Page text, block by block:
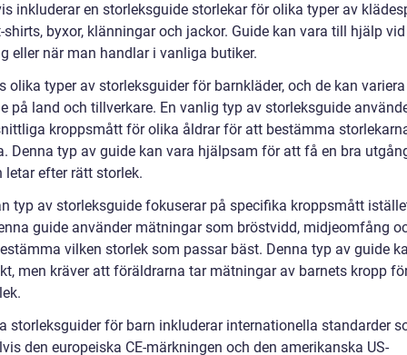
inkluderar en storleksguide storlekar för olika typer av
shirts, byxor, klänningar och jackor. Guide kan vara till hjälp
eller när man handlar i vanliga butiker.
olika typer av storleksguider för barnkläder, och de kan variera
på land och tillverkare. En vanlig typ av storleksguide
kroppsmått för olika åldrar för att bestämma
Denna typ av guide kan vara hjälpsam för att få en bra
letar efter rätt storlek.
typ av storleksguide fokuserar på specifika kroppsmått
guide använder mätningar som bröstvidd, midjeomfång
vilken storlek som passar bäst. Denna typ av guide
men kräver att föräldrarna tar mätningar av barnets kropp
storleksguider för barn inkluderar internationella standarder
den europeiska CE-märkningen och den amerikanska US-